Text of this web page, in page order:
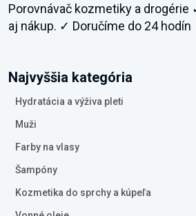
Porovnávač kozmetiky a drogérie
aj nákup. ✓ Doručíme do 24 hodín
Najvyššia kategória
Hydratácia a výživa pleti
Muži
Farby na vlasy
Šampóny
Kozmetika do sprchy a kúpeľa